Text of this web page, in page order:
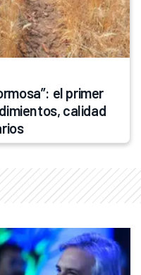
el primer
calidad